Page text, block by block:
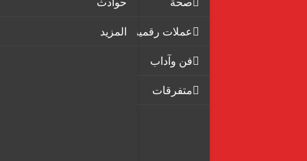
عملات رقمية
فن وآداب
متفرقات
المزيد